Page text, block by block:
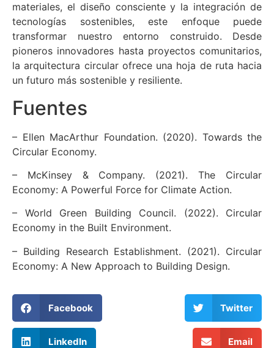
materiales, el diseño consciente y la integración de
tecnologías sostenibles, este enfoque puede
transformar nuestro entorno construido. Desde
pioneros innovadores hasta proyectos comunitarios,
la arquitectura circular ofrece una hoja de ruta hacia
un futuro más sostenible y resiliente.
Fuentes
– Ellen MacArthur Foundation. (2020). Towards the
Circular Economy.
– McKinsey & Company. (2021). The Circular
Economy: A Powerful Force for Climate Action.
– World Green Building Council. (2022). Circular
Economy in the Built Environment.
– Building Research Establishment. (2021). Circular
Economy: A New Approach to Building Design.
Facebook Twitter
LinkedIn Email